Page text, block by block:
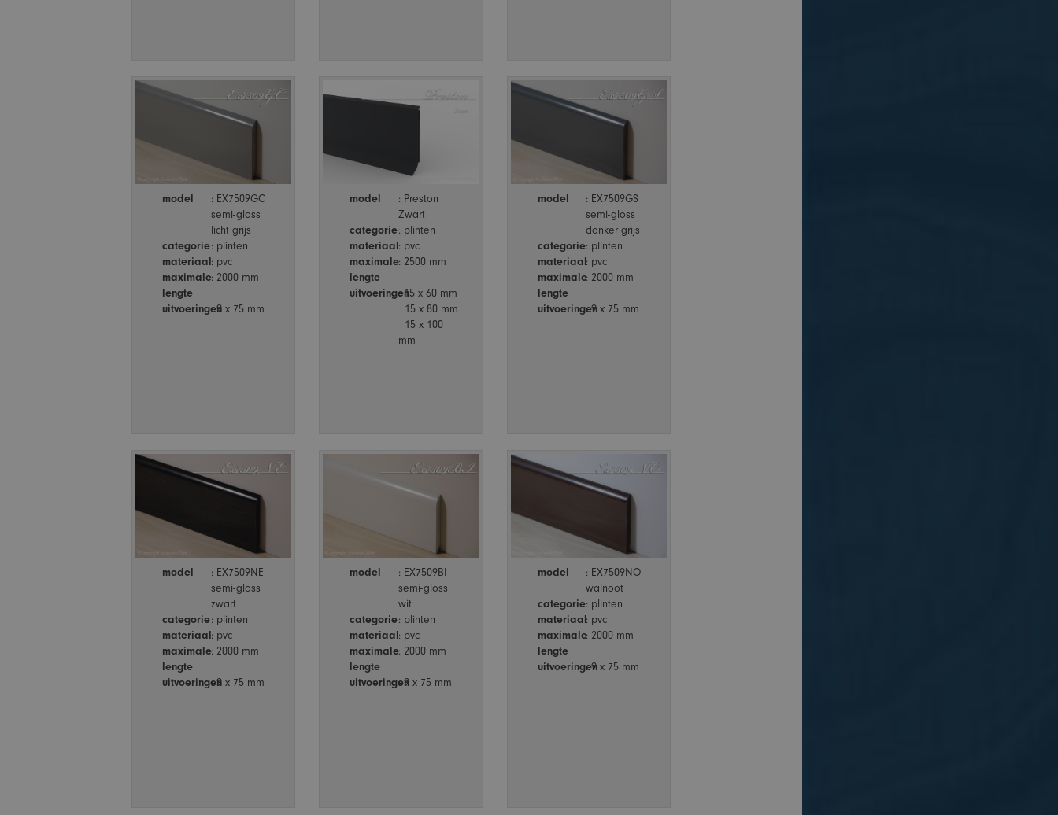
model
: EX7509GC
semi-gloss
licht grijs
categorie: plinten
materiaal: pvc
maximale
lengte
: 2000 mm
uitvoeringen: 9 x 75 mm
model
: Preston
Zwart
categorie: plinten
materiaal: pvc
maximale
lengte
: 2500 mm
uitvoeringen: 15 x 60 mm
15 x 80 mm
15 x 100
mm
model
: EX7509GS
semi-gloss
donker grijs
categorie: plinten
materiaal: pvc
maximale
lengte
: 2000 mm
uitvoeringen: 9 x 75 mm
model
: EX7509NE
semi-gloss
zwart
categorie: plinten
materiaal: pvc
maximale
lengte
: 2000 mm
uitvoeringen: 9 x 75 mm
model
: EX7509BI
semi-gloss
wit
categorie: plinten
materiaal: pvc
maximale
lengte
: 2000 mm
uitvoeringen: 9 x 75 mm
model
: EX7509NO
walnoot
categorie: plinten
materiaal: pvc
maximale
lengte
: 2000 mm
uitvoeringen: 9 x 75 mm